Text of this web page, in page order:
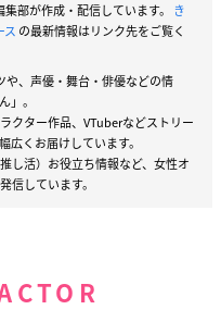
部が作成・配信しています。 き
ス の最新情報はリンク先をご覧く
や、声優・舞台・俳優などの情
」。
クター作品、VTuberなどストリー
広くお届けしています。
し活）お役立ち情報など、女性オ
信しています。